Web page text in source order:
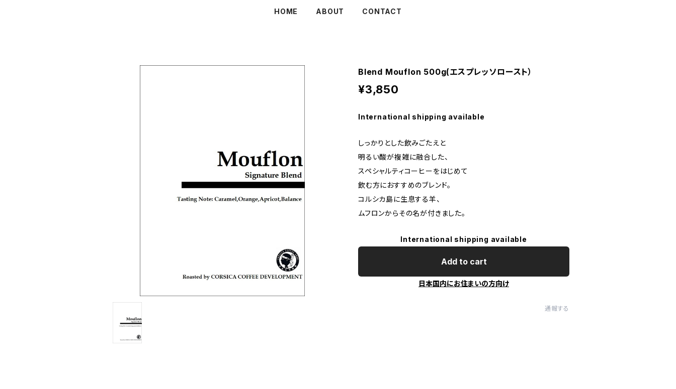
HOME ABOUT CONTACT
Blend Mouflon 500g(エスプレッソロースト）
¥3,850
International shipping available
しっかりとした飲みごたえと
明るい酸が複雑に融合した、
スペシャルティコーヒーをはじめて
飲む方におすすめのブレンド。
コルシカ島に生息する羊、
ムフロンからその名が付きました。
International shipping available
Add to cart
日本国内にお住まいの方向け
通報する